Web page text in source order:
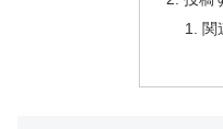
関